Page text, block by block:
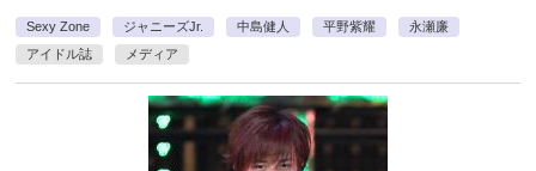
Sexy Zone ジャニーズJr. 中島健人 平野紫耀
永瀬廉
アイドル誌
メディア